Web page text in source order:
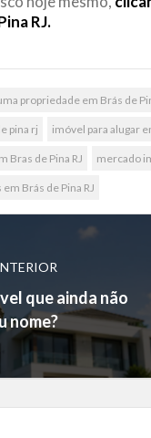
RJ.
propriedade em Brás de
pina rj imóvel para alugar
Bras de Pina RJ mercado
Brás de Pina RJ
que ainda não
nome?